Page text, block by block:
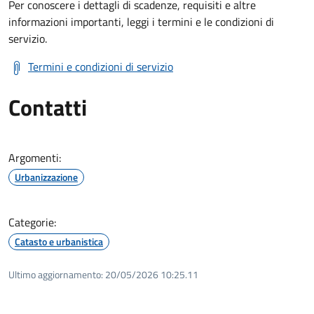
Per conoscere i dettagli di scadenze, requisiti e altre
informazioni importanti, leggi i termini e le condizioni di
servizio.
Termini e condizioni di servizio
Contatti
Argomenti:
Urbanizzazione
Categorie:
Catasto e urbanistica
Ultimo aggiornamento: 20/05/2026 10:25.11